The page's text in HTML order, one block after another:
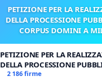
PETIZIONE PER LA
DELLA PROCESSIONE
CORPUS DOMINI A
PETIZIONE PER LA
DELLA PROCESSIONE
CORPUS DOMINI A MILANO
2 186 firme